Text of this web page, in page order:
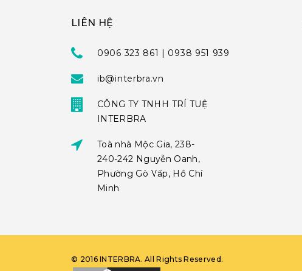
LIÊN HỆ
0906 323 861 | 0938 951 939
ib@interbra.vn
CÔNG TY TNHH TRÍ TUỆ
INTERBRA
Toà nhà Mộc Gia, 238-
240-242 Nguyễn Oanh,
Phường Gò Vấp, Hồ Chí
Minh
© 2016 INTERBRA. All Rights Reserved.